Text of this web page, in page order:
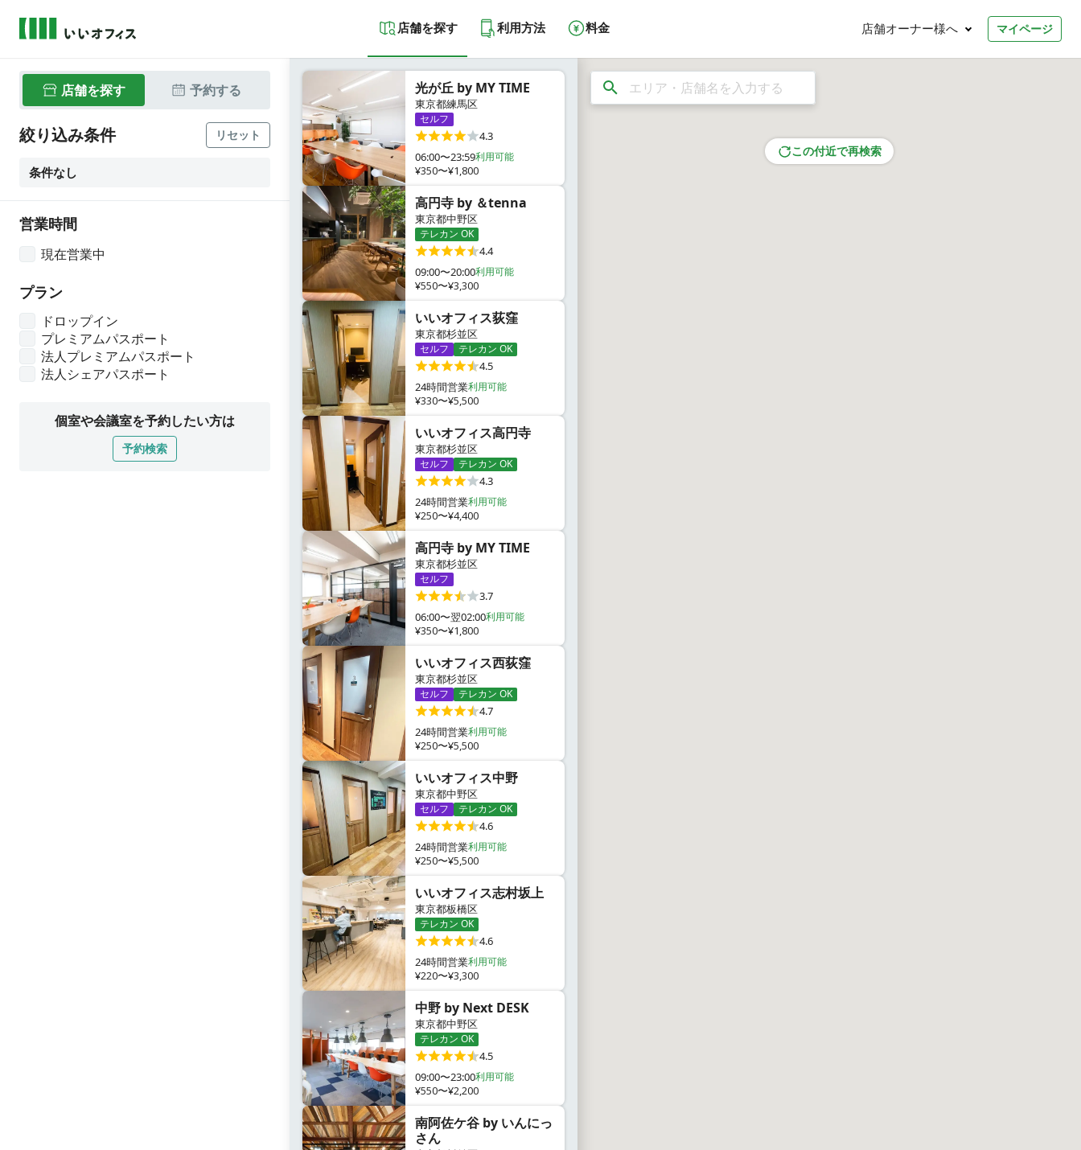
店舗を探す 利用方法 料金 店舗オーナー様へ マイページ
店舗を探す 予約する
絞り込み条件 リセット
条件なし
営業時間
現在営業中
プラン
ドロップイン
プレミアムパスポート
法人プレミアムパスポート
法人シェアパスポート
個室や会議室を予約したい方は
予約検索
光が丘 by MY TIME
東京都練馬区
セルフ
4.3
06:00〜23:59利用可能
¥350〜¥1,800
高円寺 by ＆tenna
東京都中野区
テレカン OK
4.4
09:00〜20:00利用可能
¥550〜¥3,300
いいオフィス荻窪
東京都杉並区
セルフ テレカン OK
4.5
24時間営業利用可能
¥330〜¥5,500
いいオフィス高円寺
東京都杉並区
セルフ テレカン OK
4.3
24時間営業利用可能
¥250〜¥4,400
高円寺 by MY TIME
東京都杉並区
セルフ
3.7
06:00〜翌02:00利用可能
¥350〜¥1,800
いいオフィス西荻窪
東京都杉並区
セルフ テレカン OK
4.7
24時間営業利用可能
¥250〜¥5,500
いいオフィス中野
東京都中野区
セルフ テレカン OK
4.6
24時間営業利用可能
¥250〜¥5,500
いいオフィス志村坂上
東京都板橋区
テレカン OK
4.6
24時間営業利用可能
¥220〜¥3,300
中野 by Next DESK
東京都中野区
テレカン OK
4.5
09:00〜23:00利用可能
¥550〜¥2,200
南阿佐ケ谷 by いんにっ
さん
この付近で再検索